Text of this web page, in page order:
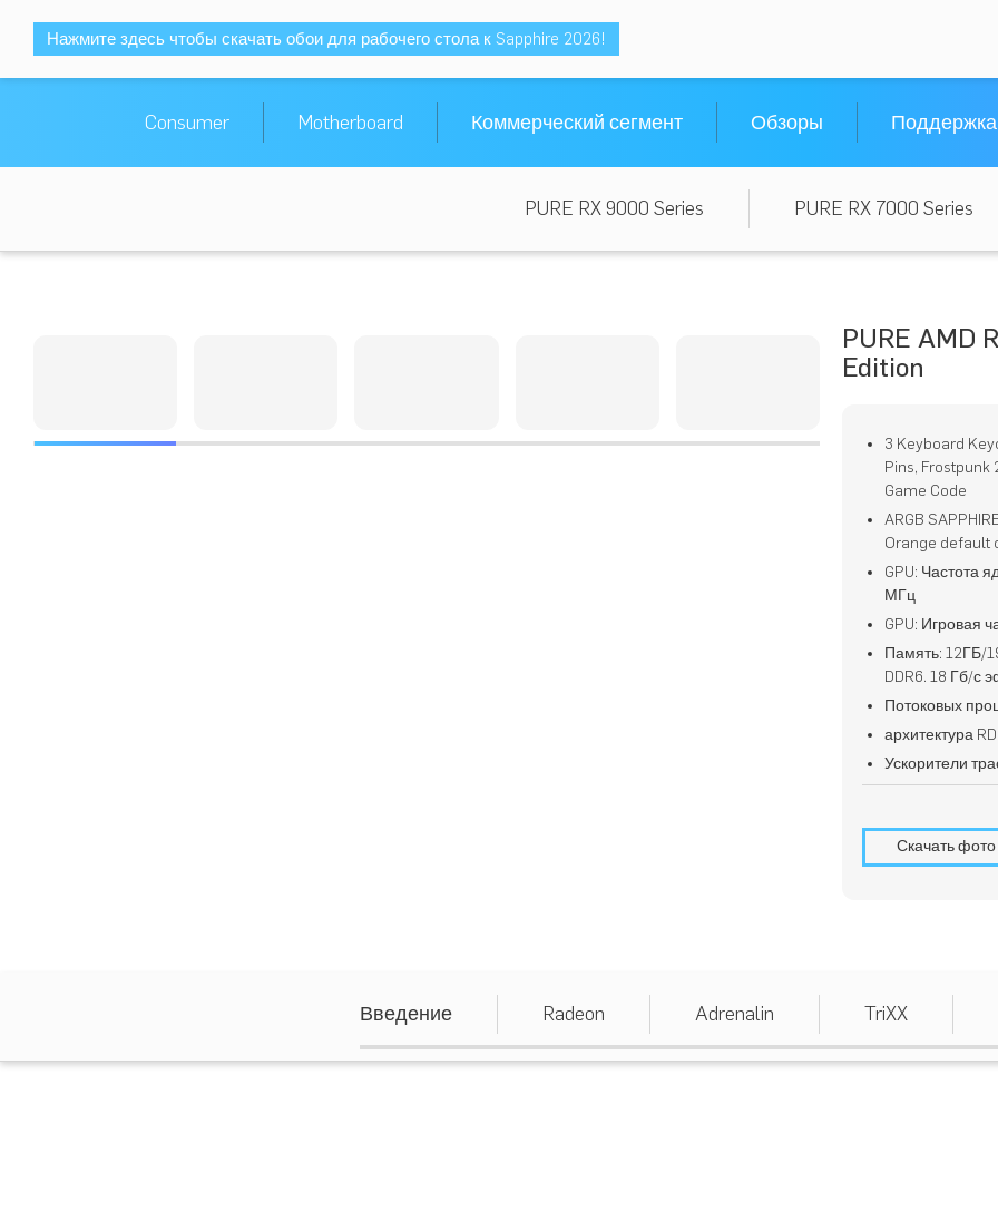
Нажмите здесь чтобы скачать обои для рабочего стола к Sapphire 2026!
Consumer Motherboard Коммерческий сегмент Обзоры Поддержка
PURE RX 9000 Series PURE RX 7000 Series
PURE AMD
Edition
3 Keyboard
Pins, Frostpunk
Game Code
ARGB
Orange default
GPU: Частота
МГц
GPU: Игровая
Память: 12ГБ/
DDR6. 18 Гб/с
Потоковых
архитектура
Ускорители
Скачать фото
Введение Radeon Adrenalin TriXX